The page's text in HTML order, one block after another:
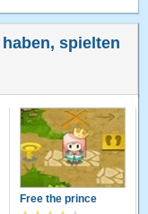
spielten
Free the prince